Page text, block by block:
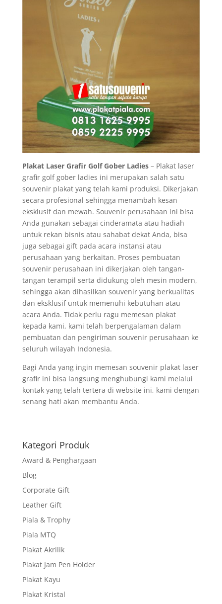
Plakat Laser Grafir Golf Gober Ladies – Plakat laser
grafir golf gober ladies ini merupakan salah satu
souvenir plakat yang telah kami produksi. Dikerjakan
secara profesional sehingga menambah kesan
eksklusif dan mewah. Souvenir perusahaan ini bisa
Anda gunakan sebagai cinderamata atau hadiah
untuk rekan bisnis atau sahabat dekat Anda, bisa
juga sebagai gift pada acara instansi atau
perusahaan yang berkaitan. Proses pembuatan
souvenir perusahaan ini dikerjakan oleh tangan-
tangan terampil serta didukung oleh mesin modern,
sehingga akan dihasilkan souvenir yang berkualitas
dan eksklusif untuk memenuhi kebutuhan atau
acara Anda. Tidak perlu ragu memesan plakat
kepada kami, kami telah berpengalaman dalam
pembuatan dan pengiriman souvenir perusahaan ke
seluruh wilayah Indonesia.
Bagi Anda yang ingin memesan souvenir plakat laser
grafir ini bisa langsung menghubungi kami melalui
kontak yang telah tertera di website ini, kami dengan
senang hati akan membantu Anda.
Kategori Produk
Award & Penghargaan
Blog
Corporate Gift
Leather Gift
Piala & Trophy
Piala MTQ
Plakat Akrilik
Plakat Jam Pen Holder
Plakat Kayu
Plakat Kristal